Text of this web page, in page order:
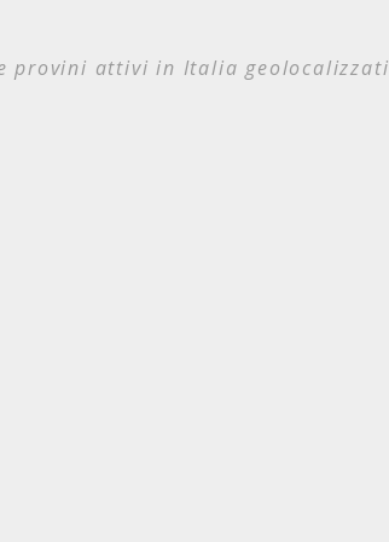
provini attivi in Italia geolocalizzati